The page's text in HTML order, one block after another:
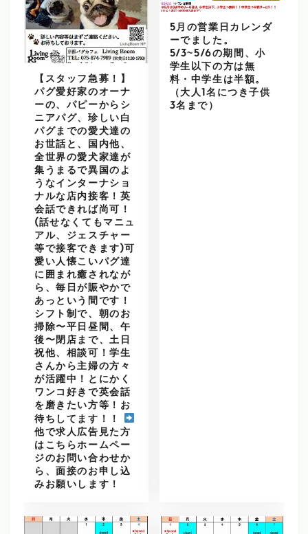
【スタッフ急募！】
パグ愛好家のオーナ
ーの、パピーからシ
ニアパグ、珍しい白
パグまでの愛犬達の
お世話と、国内他、
全世界の愛犬家達が
集うまるで異国のよ
うなインターナショ
ナルな店内接客！英
会話できれば尚可！
(話せなくてもマニュ
アル、ジェスチャー
等で接客できます)可
愛い人懐こいパグ達
に囲まれ癒されなが
ら、毎日が賑やかで
あっという間です！
シフト制で、朝のお
掃除〜平日昼間、午
後〜閉店まで、土日
祝他、相談可！学生
さんから主婦の方々
が活躍中！とにかく
ワンコ好きで英会話
を磨きたい方等！お
待ちしてます！！
他で求人広告見た方
はこちらホームペー
ジのお問い合わせか
ら、面接のお申し込
みお願いします！
5月の営業日カレンダ
ーでました。
5/3~5/6の期間、小
学生以下の方は無
料・中学生は半額。
（大人1名につき子供
3名まで）